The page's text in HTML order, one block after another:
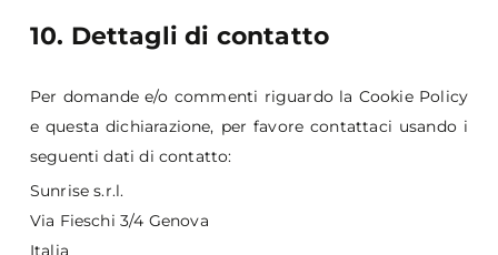
10. Dettagli di contatto
Per domande e/o commenti riguardo la Cookie Policy
e questa dichiarazione, per favore contattaci usando i
seguenti dati di contatto:
Sunrise s.r.l.
Via Fieschi 3/4 Genova
Italia